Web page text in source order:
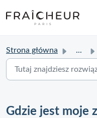
Strona główna ...
Gdzie jest moje